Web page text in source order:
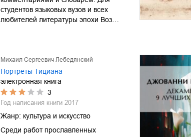
студентов языковых вузов и всех
любителей литературы эпохи Воз…
Михаил Сергеевич Лебедянский
Портреты Тициана
электронная книга
3
Год написания книги 2017
Жанр: культура и искусство
Среди работ прославленных